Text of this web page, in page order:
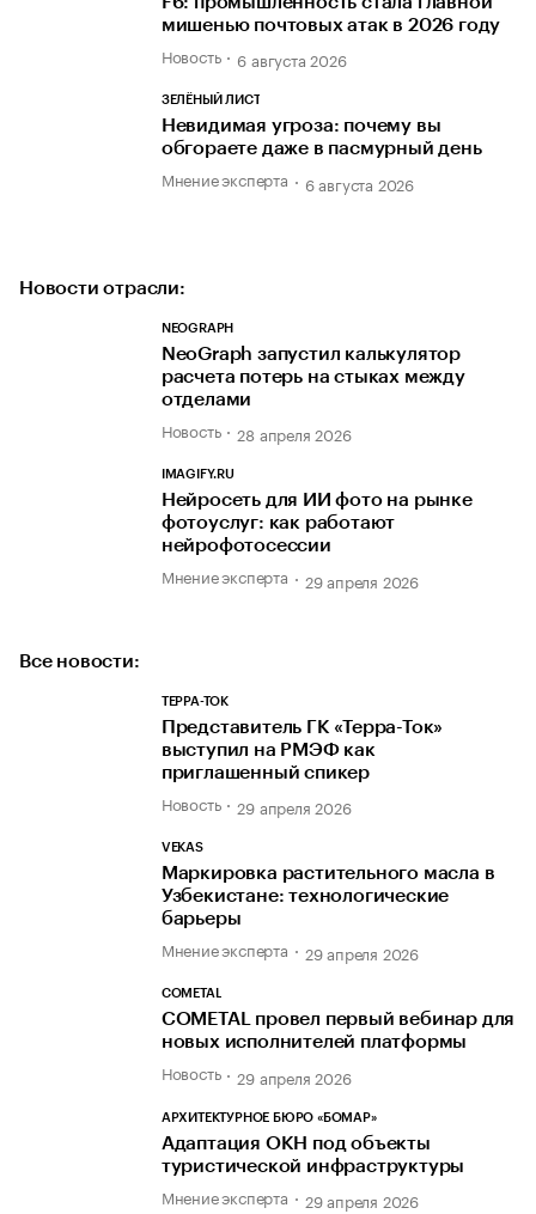
мишенью почтовых атак в 2026 году
Новость 6 августа 2026
ЗЕЛЁНЫЙ ЛИСТ
Невидимая угроза: почему вы
обгораете даже в пасмурный день
Мнение эксперта 6 августа 2026
Новости отрасли:
NEOGRAPH
NeoGraph запустил калькулятор
расчета потерь на стыках между
отделами
Новость 28 апреля 2026
IMAGIFY.RU
Нейросеть для ИИ фото на рынке
фотоуслуг: как работают
нейрофотосессии
Мнение эксперта 29 апреля 2026
Все новости:
ТЕРРА-ТОК
Представитель ГК «Терра-Ток»
выступил на РМЭФ как
приглашенный спикер
Новость 29 апреля 2026
VEKAS
Маркировка растительного масла в
Узбекистане: технологические
барьеры
Мнение эксперта 29 апреля 2026
COMETAL
COMETAL провел первый вебинар для
новых исполнителей платформы
Новость 29 апреля 2026
АРХИТЕКТУРНОЕ БЮРО «БОМАР»
Адаптация ОКН под объекты
туристической инфраструктуры
Мнение эксперта 29 апреля 2026